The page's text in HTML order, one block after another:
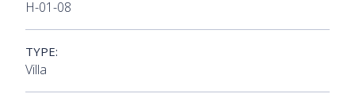
H-01-08
TYPE:
Villa